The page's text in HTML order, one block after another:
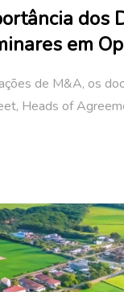
dos
em
de M&A, os
Heads of